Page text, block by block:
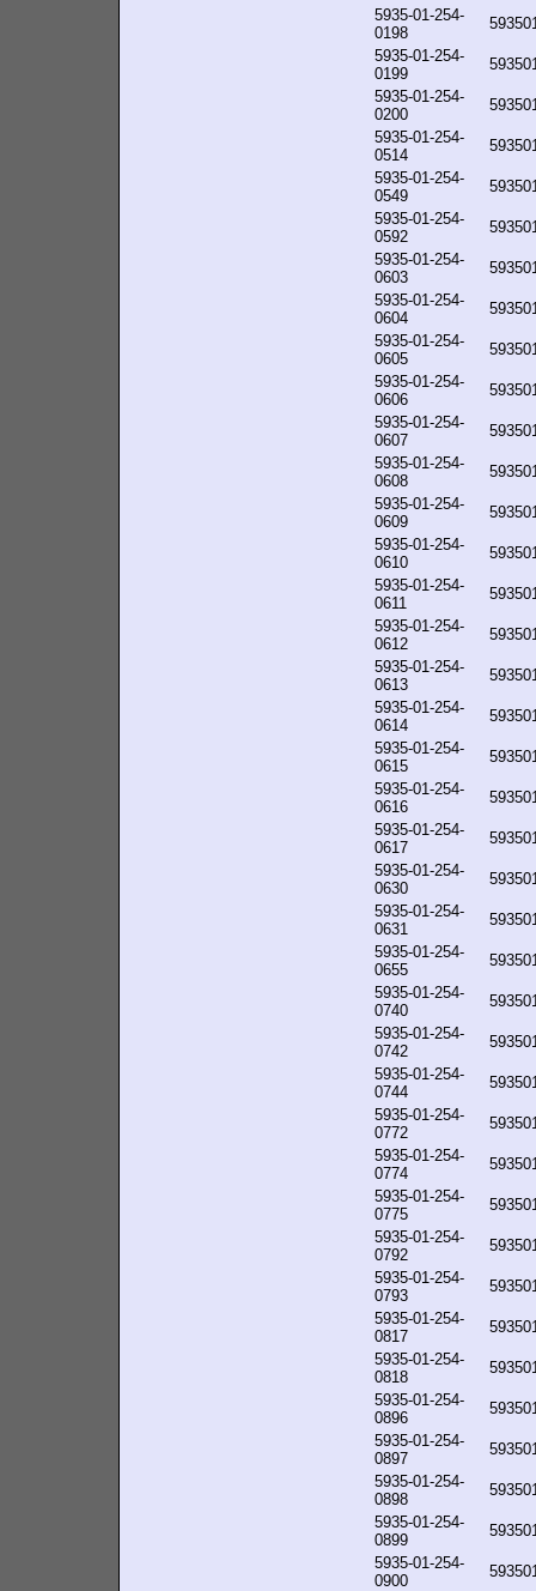
5935-01-254-
0198
5935-01-254-
0199
5935-01-254-
0200
5935-01-254-
0514
5935-01-254-
0549
5935-01-254-
0592
5935-01-254-
0603
5935-01-254-
0604
5935-01-254-
0605
5935-01-254-
0606
5935-01-254-
0607
5935-01-254-
0608
5935-01-254-
0609
5935-01-254-
0610
5935-01-254-
0611
5935-01-254-
0612
5935-01-254-
0613
5935-01-254-
0614
5935-01-254-
0615
5935-01-254-
0616
5935-01-254-
0617
5935-01-254-
0630
5935-01-254-
0631
5935-01-254-
0655
5935-01-254-
0740
5935-01-254-
0742
5935-01-254-
0744
5935-01-254-
0772
5935-01-254-
0774
5935-01-254-
0775
5935-01-254-
0792
5935-01-254-
0793
5935-01-254-
0817
5935-01-254-
0818
5935-01-254-
0896
5935-01-254-
0897
5935-01-254-
0898
5935-01-254-
0899
5935-01-254-
0900